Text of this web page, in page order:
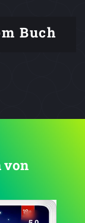
Buch
von